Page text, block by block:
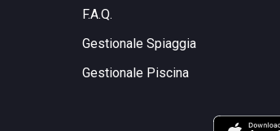
F.A.Q.
Gestionale Spiaggia
Gestionale Piscina